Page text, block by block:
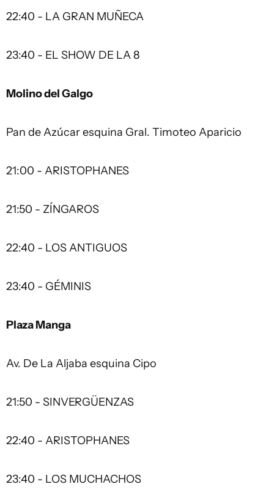
22:40 - LA GRAN MUÑECA
23:40 - EL SHOW DE LA 8
Molino del Galgo
Pan de Azúcar esquina Gral. Timoteo Aparicio
21:00 - ARISTOPHANES
21:50 - ZÍNGAROS
22:40 - LOS ANTIGUOS
23:40 - GÉMINIS
Plaza Manga
Av. De La Aljaba esquina Cipo
21:50 - SINVERGÜENZAS
22:40 - ARISTOPHANES
23:40 - LOS MUCHACHOS